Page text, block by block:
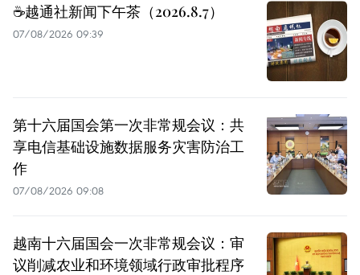
☕️越通社新闻下午茶（2026.8.7）
07/08/2026 09:39
第十六届国会第一次非常规会议：共
享电信基础设施数据服务灾害防治工
作
07/08/2026 09:08
越南十六届国会一次非常规会议：审
议削减农业和环境领域行政审批程序